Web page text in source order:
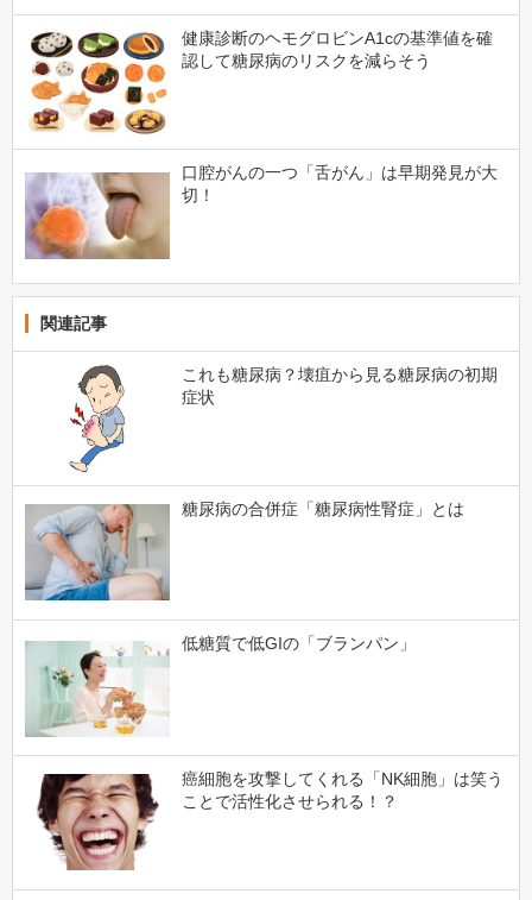
健康診断のヘモグロビンA1cの基準値を確
認して糖尿病のリスクを減らそう
口腔がんの一つ「舌がん」は早期発見が大
切！
関連記事
これも糖尿病？壊疽から見る糖尿病の初期
症状
糖尿病の合併症「糖尿病性腎症」とは
低糖質で低GIの「ブランパン」
癌細胞を攻撃してくれる「NK細胞」は笑う
ことで活性化させられる！？